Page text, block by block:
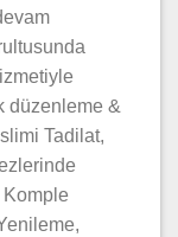
düzenleme &
Tadilat,
Komple